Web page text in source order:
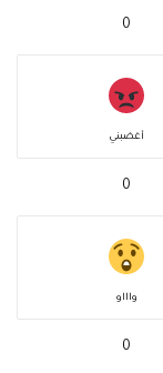
0
أغضبني
0
واااو
0